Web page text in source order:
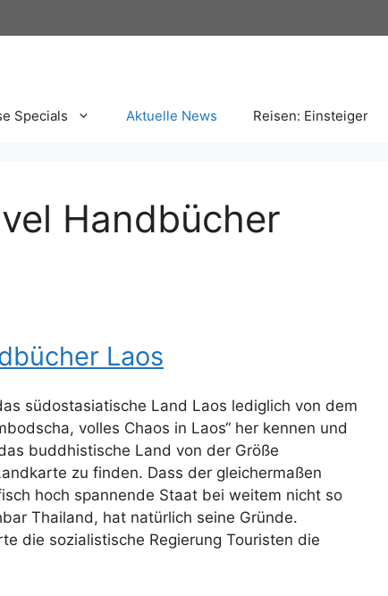
Specials Aktuelle News Reisen: Einsteiger
Handbücher
Laos
südostasiatische Land Laos lediglich von dem
volles Chaos in Laos“ her kennen und
buddhistische Land von der Größe
zu finden. Dass der gleichermaßen
hoch spannende Staat bei weitem nicht so
Thailand, hat natürlich seine Gründe.
die sozialistische Regierung Touristen die